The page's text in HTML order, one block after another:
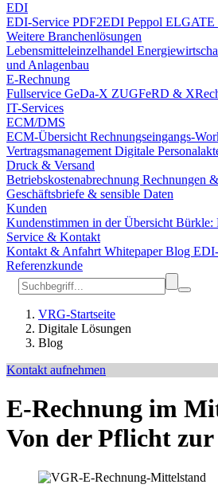
EDI
EDI-Service PDF2EDI Peppol ELGATE
Weitere Branchenlösungen
Lebensmitteleinzelhandel
und Anlagenbau
E-Rechnung
Fullservice GeDa-X ZUGFeRD &
IT-Services
ECM/DMS
ECM-Übersicht Rechnungseingangs-
Vertragsmanagement Digitale
Druck & Versand
Betriebskostenabrechnung Rechnungen
Geschäftsbriefe & sensible Daten
Kunden
Kundenstimmen in der Übersicht Bürkle:
Service & Kontakt
Kontakt & Anfahrt WhitepaperBlog
Referenzkunde
VRG-Startseite
Digitale Lösungen
Blog
Kontakt aufnehmen
E-Rechnung im
Von der Pflicht zur